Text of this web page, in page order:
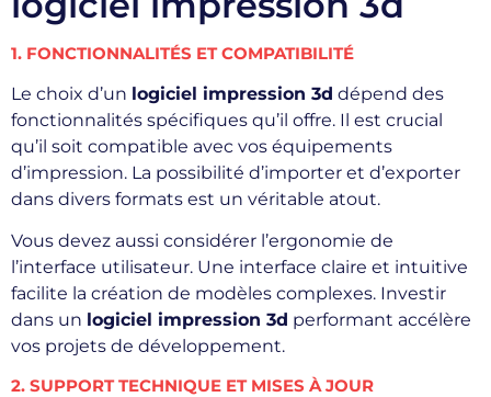
1. FONCTIONNALITÉS ET COMPATIBILITÉ
Le choix d’un logiciel impression 3d dépend des
fonctionnalités spécifiques qu’il offre. Il est crucial
qu’il soit compatible avec vos équipements
d’impression. La possibilité d’importer et d’exporter
dans divers formats est un véritable atout.
Vous devez aussi considérer l’ergonomie de
l’interface utilisateur. Une interface claire et intuitive
facilite la création de modèles complexes. Investir
dans un logiciel impression 3d performant accélère
vos projets de développement.
2. SUPPORT TECHNIQUE ET MISES À JOUR